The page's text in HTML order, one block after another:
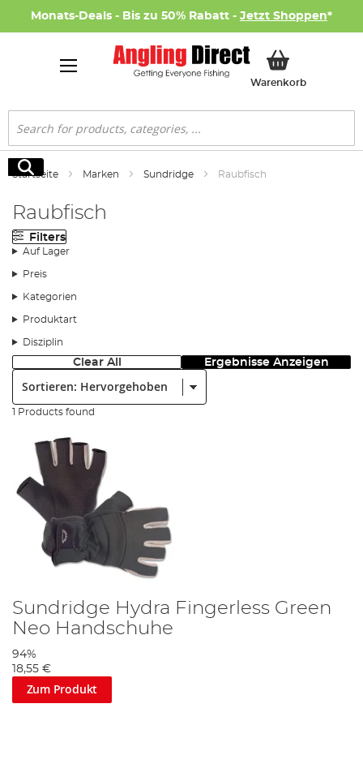
Monats-Deals - Bis zu 50% Rabatt - Jetzt Shoppen*
WarenkorbMein
Suche
Suche
Startseite Marken Sundridge Raubfisch
Raubfisch
Filters
Auf Lager
Preis
Kategorien
Produktart
Disziplin
Clear All Ergebnisse Anzeigen
1 Products found
Sundridge Hydra Fingerless Green
Neo Handschuhe
94%
18,55 €
Zum Produkt